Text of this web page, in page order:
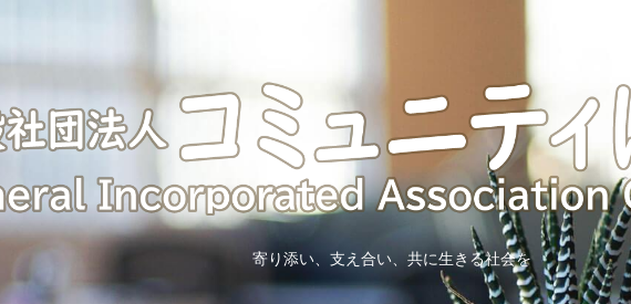
寄り添い、支え合い、共に生きる社会を